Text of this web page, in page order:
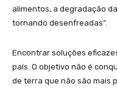
alimentos, a degradação
tornando desenfreadas”.
Encontrar soluções
país. O objetivo não é
de terra que não são mais